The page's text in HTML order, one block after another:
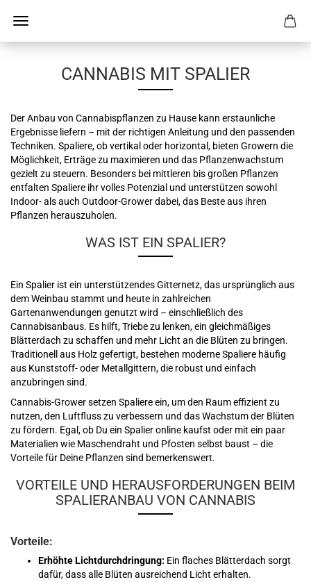
CANNABIS MIT SPALIER
Der Anbau von Cannabispflanzen zu Hause kann erstaunliche
Ergebnisse liefern – mit der richtigen Anleitung und den passenden
Techniken. Spaliere, ob vertikal oder horizontal, bieten Growern die
Möglichkeit, Erträge zu maximieren und das Pflanzenwachstum
gezielt zu steuern. Besonders bei mittleren bis großen Pflanzen
entfalten Spaliere ihr volles Potenzial und unterstützen sowohl
Indoor- als auch Outdoor-Grower dabei, das Beste aus ihren
Pflanzen herauszuholen.
WAS IST EIN SPALIER?
Ein Spalier ist ein unterstützendes Gitternetz, das ursprünglich aus
dem Weinbau stammt und heute in zahlreichen
Gartenanwendungen genutzt wird – einschließlich des
Cannabisanbaus. Es hilft, Triebe zu lenken, ein gleichmäßiges
Blätterdach zu schaffen und mehr Licht an die Blüten zu bringen.
Traditionell aus Holz gefertigt, bestehen moderne Spaliere häufig
aus Kunststoff- oder Metallgittern, die robust und einfach
anzubringen sind.
Cannabis-Grower setzen Spaliere ein, um den Raum effizient zu
nutzen, den Luftfluss zu verbessern und das Wachstum der Blüten
zu fördern. Egal, ob Du ein Spalier online kaufst oder mit ein paar
Materialien wie Maschendraht und Pfosten selbst baust – die
Vorteile für Deine Pflanzen sind bemerkenswert.
VORTEILE UND HERAUSFORDERUNGEN BEIM
SPALIERANBAU VON CANNABIS
Vorteile:
Erhöhte Lichtdurchdringung: Ein flaches Blätterdach sorgt
dafür, dass alle Blüten ausreichend Licht erhalten.